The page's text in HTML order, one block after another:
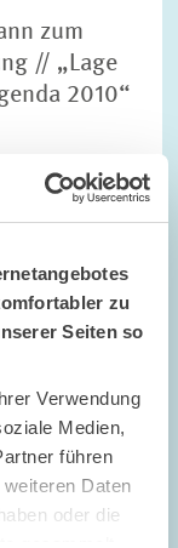
zu
Seiten so
Verwendung
Medien,
führen
Daten
oder die
zum
// „Lage
2010“